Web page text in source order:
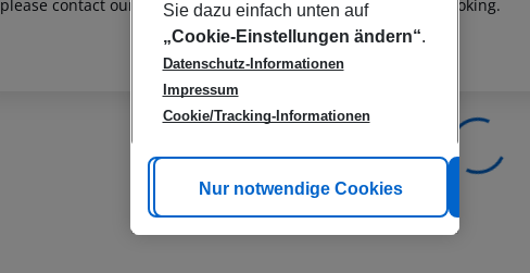
please contact our customer service before confirming your booking.
Sie dazu einfach unten auf
„Cookie-Einstellungen ändern“.
Datenschutz-Informationen
Impressum
Cookie/Tracking-Informationen
Cookie anpassen
Nur notwendige Cookies